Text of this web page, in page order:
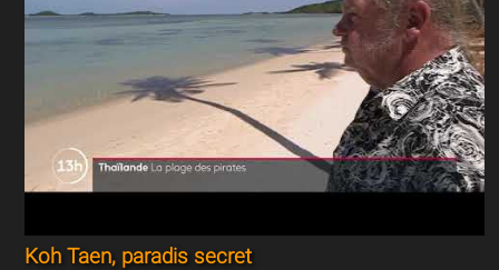
Koh Taen, paradis secret